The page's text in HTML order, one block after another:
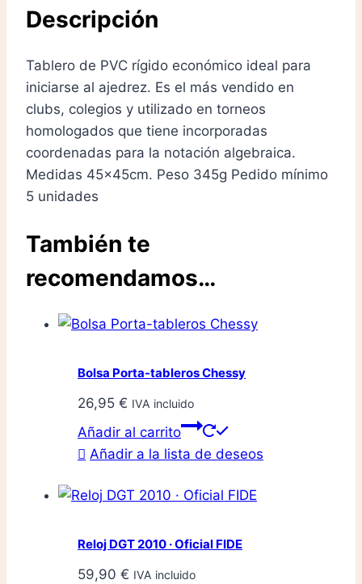
Descripción
Tablero de PVC rígido económico ideal para
iniciarse al ajedrez. Es el más vendido en
clubs, colegios y utilizado en torneos
homologados que tiene incorporadas
coordenadas para la notación algebraica.
Medidas 45x45cm. Peso 345g Pedido mínimo
5 unidades
También te
recomendamos…
Bolsa Porta-tableros Chessy
26,95 € IVA incluido
Añadir al carrito
Añadir a la lista de deseos
Reloj DGT 2010 · Oficial FIDE
59,90 € IVA incluido